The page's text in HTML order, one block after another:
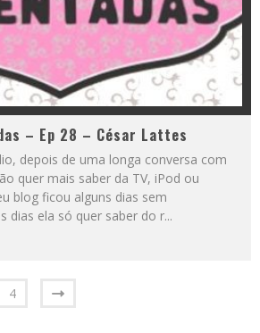
– Ep 28 – César Lattes
depois de uma longa conversa com
quer mais saber da TV, iPod ou
blog ficou alguns dias sem
dias ela só quer saber do r...
4